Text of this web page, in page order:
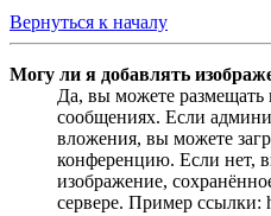
Вернуться к началу
Могу ли я добавлять
Да, вы можете
сообщениях. Если
вложения, вы можете
конференцию. Если нет,
изображение,
сервере. Пример ссылки: